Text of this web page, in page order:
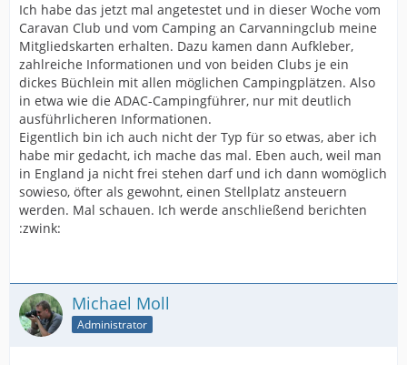
Ich habe das jetzt mal angetestet und in dieser Woche vom
Caravan Club und vom Camping an Carvanningclub meine
Mitgliedskarten erhalten. Dazu kamen dann Aufkleber,
zahlreiche Informationen und von beiden Clubs je ein
dickes Büchlein mit allen möglichen Campingplätzen. Also
in etwa wie die ADAC-Campingführer, nur mit deutlich
ausführlicheren Informationen.
Eigentlich bin ich auch nicht der Typ für so etwas, aber ich
habe mir gedacht, ich mache das mal. Eben auch, weil man
in England ja nicht frei stehen darf und ich dann womöglich
sowieso, öfter als gewohnt, einen Stellplatz ansteuern
werden. Mal schauen. Ich werde anschließend berichten
:zwink:
Michael Moll
Administrator